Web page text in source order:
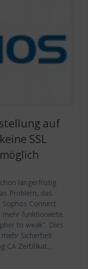
auf
SSL
längerfristig
Problem, das
Connect
mehr funktionierte.
to weak“. Dies
Sicherheit
CA Zertifikat…